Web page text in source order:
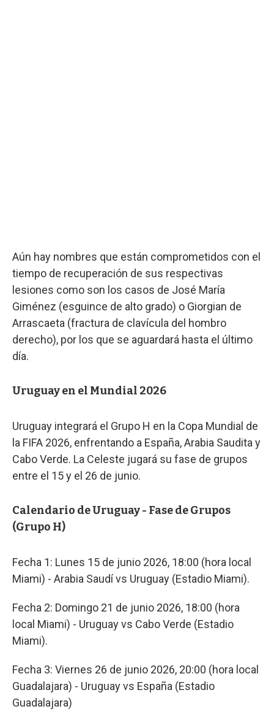
Aún hay nombres que están comprometidos con el
tiempo de recuperación de sus respectivas
lesiones como son los casos de José María
Giménez (esguince de alto grado) o Giorgian de
Arrascaeta (fractura de clavícula del hombro
derecho), por los que se aguardará hasta el último
día.
Uruguay en el Mundial 2026
Uruguay integrará el Grupo H en la Copa Mundial de
la FIFA 2026, enfrentando a España, Arabia Saudita y
Cabo Verde. La Celeste jugará su fase de grupos
entre el 15 y el 26 de junio.
Calendario de Uruguay - Fase de Grupos
(Grupo H)
Fecha 1: Lunes 15 de junio 2026, 18:00 (hora local
Miami) - Arabia Saudí vs Uruguay (Estadio Miami).
Fecha 2: Domingo 21 de junio 2026, 18:00 (hora
local Miami) - Uruguay vs Cabo Verde (Estadio
Miami).
Fecha 3: Viernes 26 de junio 2026, 20:00 (hora local
Guadalajara) - Uruguay vs España (Estadio
Guadalajara)